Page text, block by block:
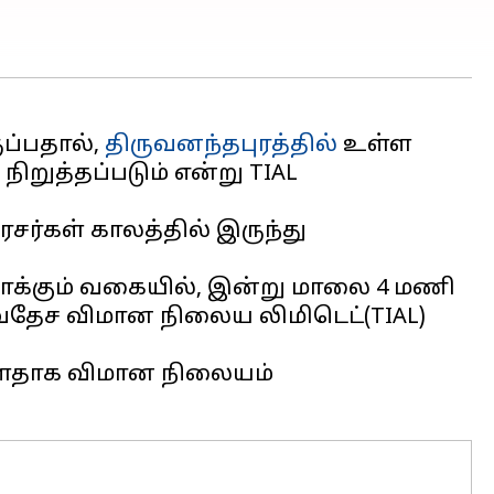
திருவனந்தபுரத்தில் உள்ள
என்று TIAL
காலத்தில் இருந்து
வகையில், இன்று மாலை 4 மணி
விமான நிலைய லிமிடெட்(TIAL)
விமான நிலையம்